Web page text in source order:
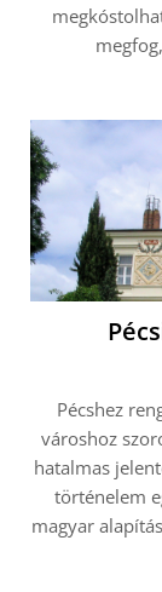
Pécshez
városhoz
hatalmas
történelem
magyar